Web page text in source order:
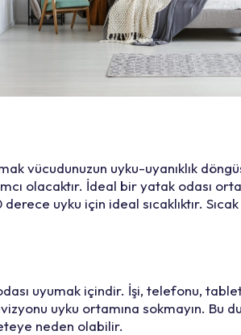
vücudunuzun uyku-uyanıklık
olacaktır. İdeal bir yatak odası
uyku için ideal sıcaklıktır.
uyumak içindir. İşi, telefonu,
uyku ortamına sokmayın. Bu
neden olabilir.